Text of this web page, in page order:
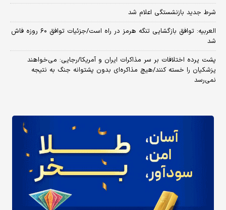
شرط جدید بازنشستگی اعلام شد
العربیه: توافق بازگشایی تنگه هرمز در راه است/جزئیات توافق ۶۰ روزه فاش
شد
پشت پرده اختلافات بر سر مذاکرات ایران و آمریکا/رجایی: می‌خواهند
پزشکیان را خسته کنند/هیچ مذاکره‌ای بدون پشتوانه جنگ به نتیجه
نمی‌رسد